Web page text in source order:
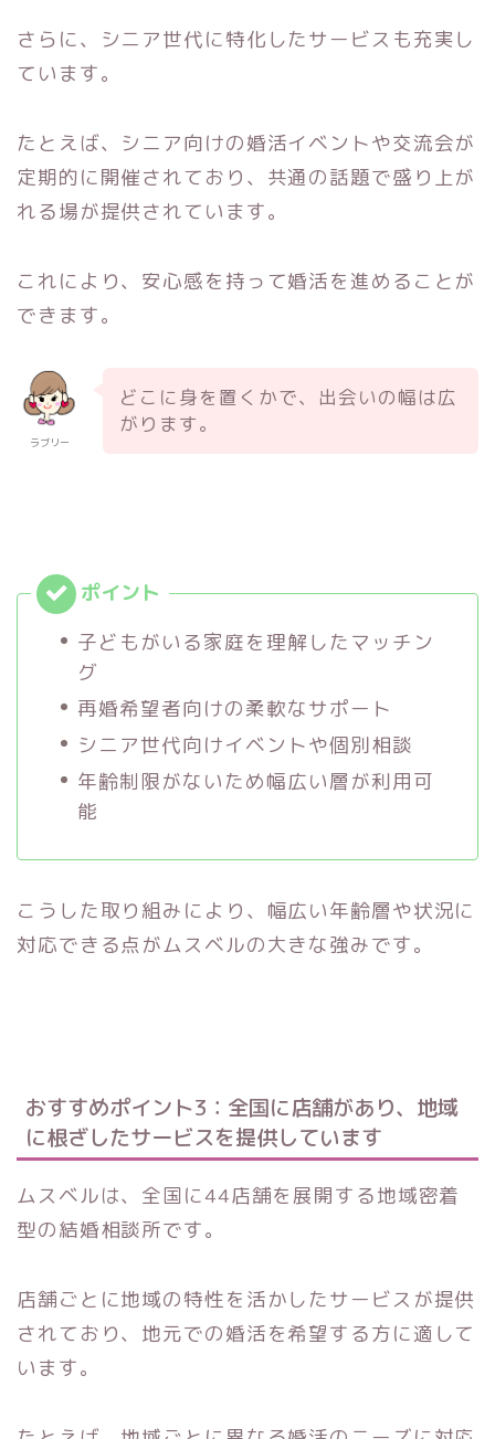
さらに、シニア世代に特化したサービスも充実し
ています。
たとえば、シニア向けの婚活イベントや交流会が
定期的に開催されており、共通の話題で盛り上が
れる場が提供されています。
これにより、安心感を持って婚活を進めることが
できます。
ラブリー
どこに身を置くかで、出会いの幅は広
がります。
子どもがいる家庭を理解したマッチン
グ
再婚希望者向けの柔軟なサポート
シニア世代向けイベントや個別相談
年齢制限がないため幅広い層が利用可
能
こうした取り組みにより、幅広い年齢層や状況に
対応できる点がムスベルの大きな強みです。
おすすめポイント3：全国に店舗があり、地域
に根ざしたサービスを提供しています
ムスベルは、全国に44店舗を展開する地域密着
型の結婚相談所です。
店舗ごとに地域の特性を活かしたサービスが提供
されており、地元での婚活を希望する方に適して
います。